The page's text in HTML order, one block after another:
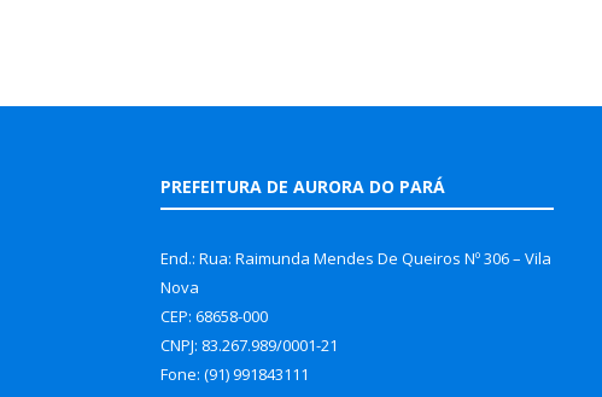
PREFEITURA DE AURORA DO PARÁ
End.: Rua: Raimunda Mendes De Queiros Nº 306 – Vila
Nova
CEP: 68658-000
CNPJ: 83.267.989/0001-21
Fone: (91) 991843111